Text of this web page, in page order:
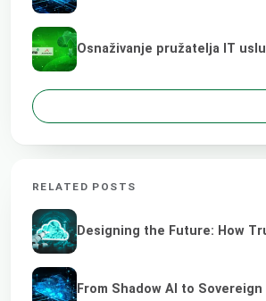
Osnaživanje pružatelja IT
RELATED POSTS
Designing the Future: How
From Shadow AI to